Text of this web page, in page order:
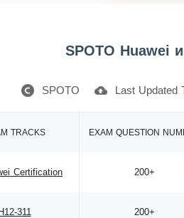
SPOTO Huawei
SPOTO Last Updated
TRACKS EXAM QUESTION
Certification 200+
H12-311 200+